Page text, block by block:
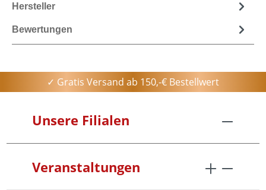
Hersteller
Bewertungen
✓ Gratis Versand ab 150,-€ Bestellwert
Unsere Filialen
Veranstaltungen